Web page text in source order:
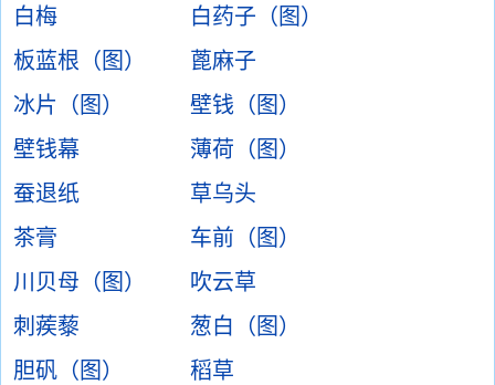
白梅
白药子（图）
板蓝根（图）
蓖麻子
冰片（图）
壁钱（图）
壁钱幕
薄荷（图）
蚕退纸
草乌头
茶膏
车前（图）
川贝母（图）
吹云草
刺蒺藜
葱白（图）
胆矾（图）
稻草